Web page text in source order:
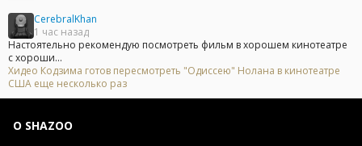
CerebralKhan
1 час назад
Настоятельно рекомендую посмотреть фильм в хорошем кинотеатре
с хороши...
Хидео Кодзима готов пересмотреть "Одиссею" Нолана в кинотеатре
США еще несколько раз
О SHAZOO